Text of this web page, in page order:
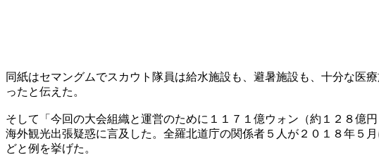
同紙はセマングムでスカウト隊員は給水施設も、避暑施設も、十分な医
ったと伝えた。
そして「今回の大会組織と運営のために１１７１億ウォン（約１２８億
海外観光出張疑惑に言及した。全羅北道庁の関係者５人が２０１８年５
どと例を挙げた。